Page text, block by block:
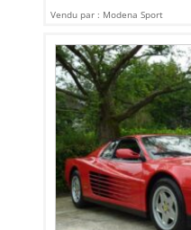
Vendu par : Modena Sport